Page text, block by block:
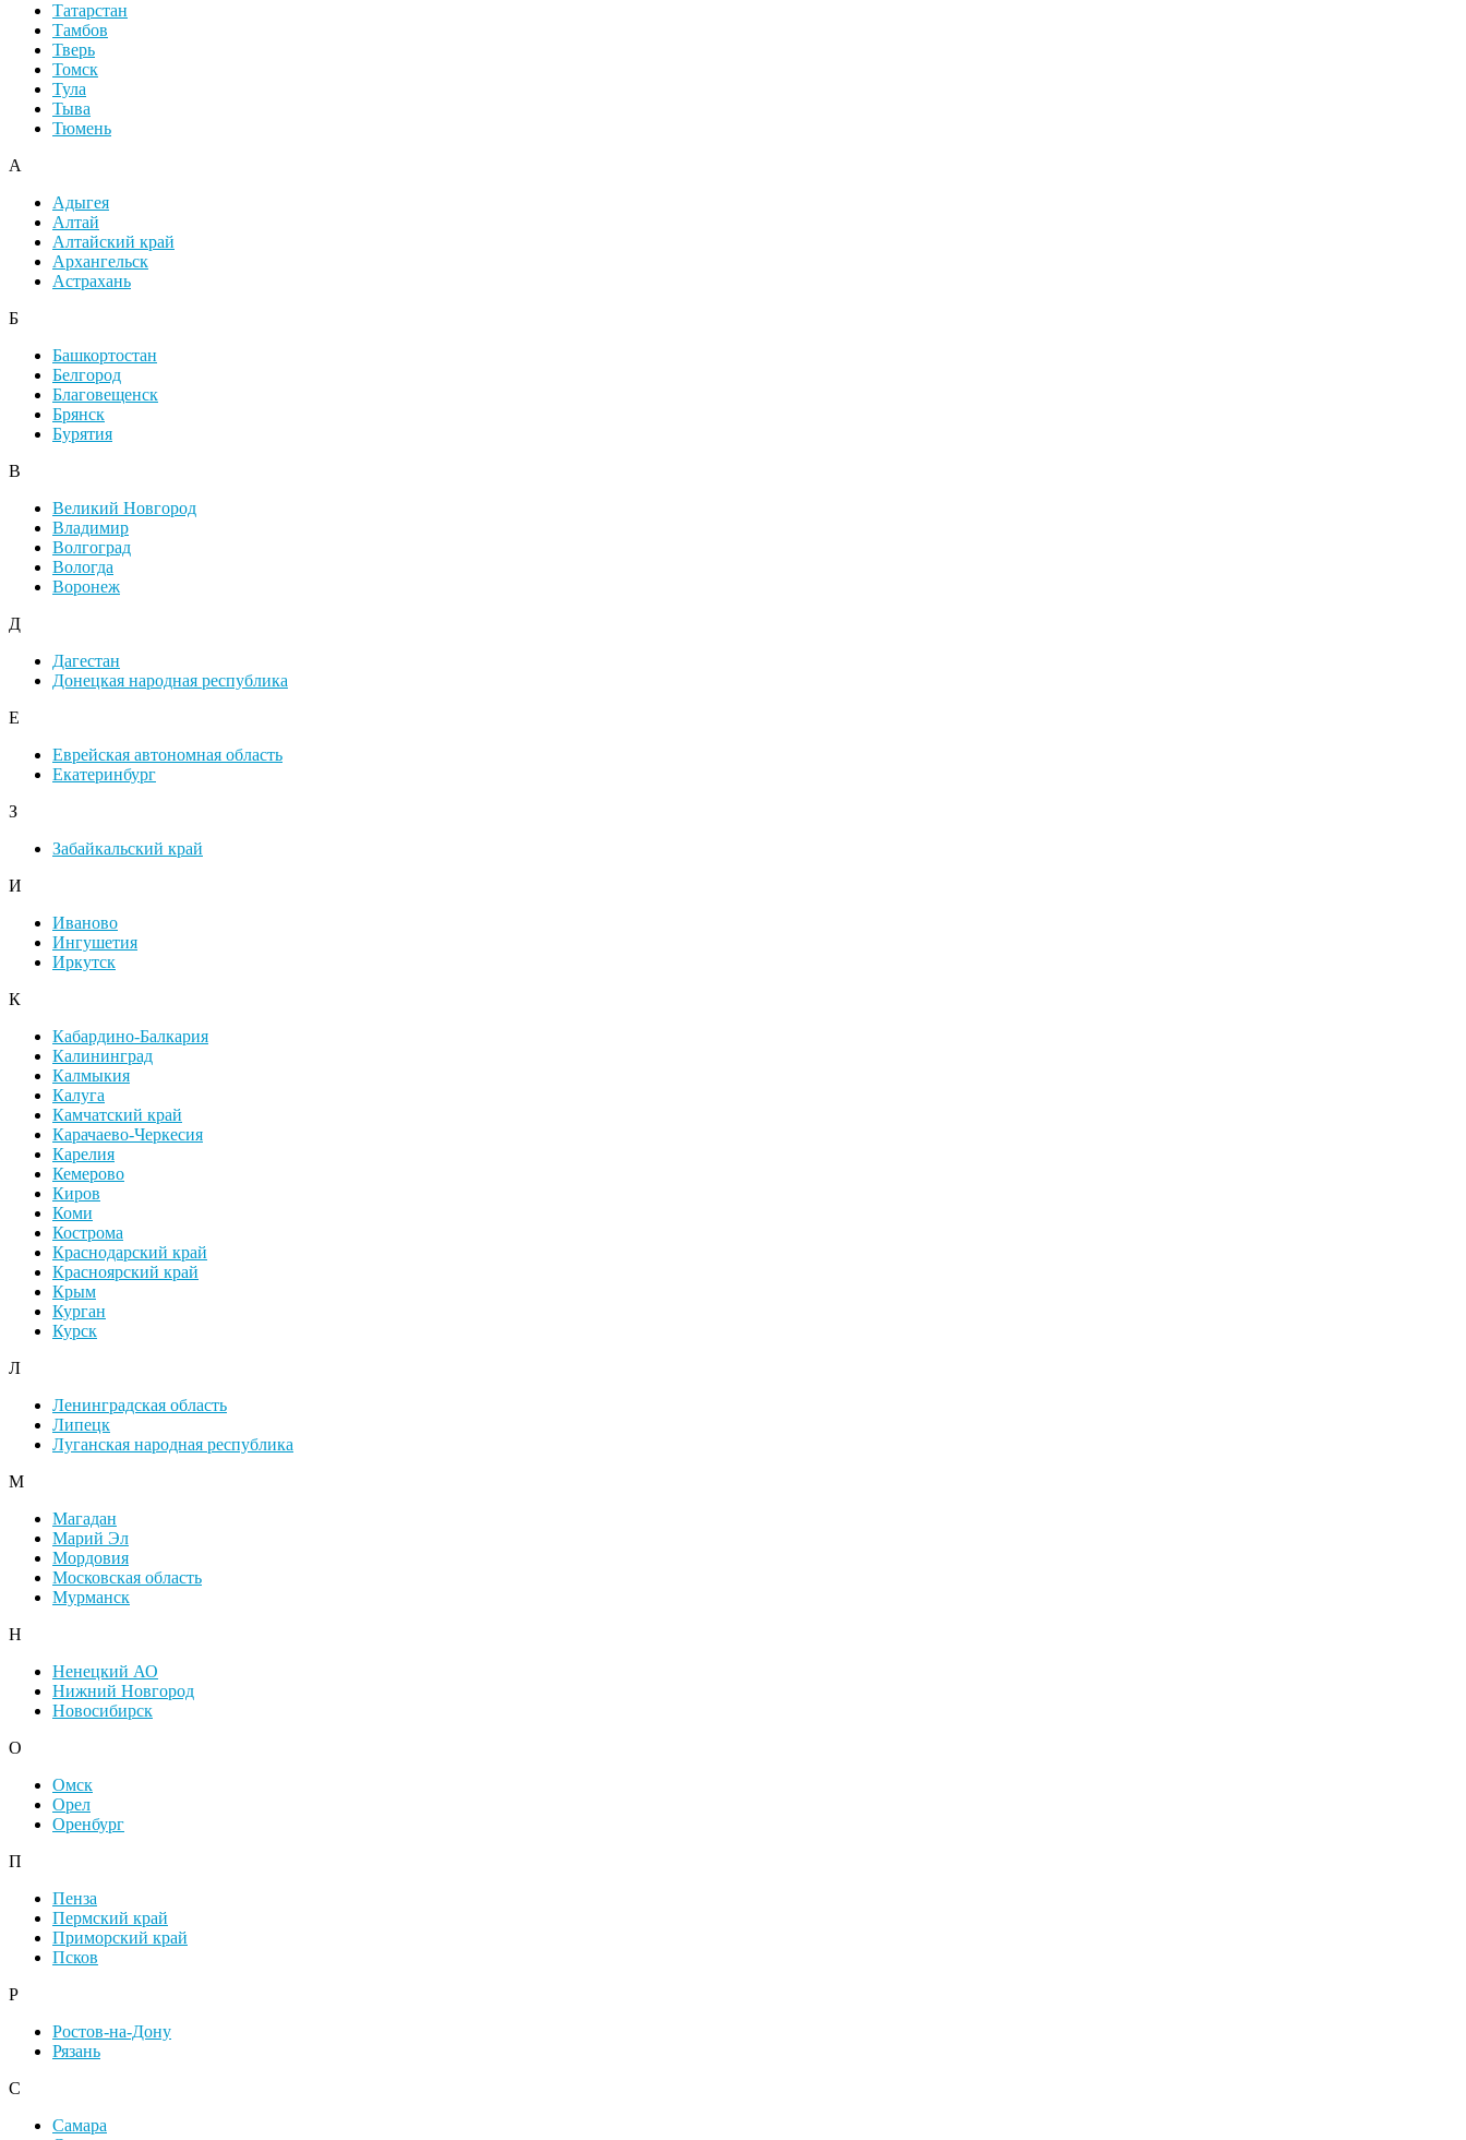
Татарстан
Тамбов
Тверь
Томск
Тула
Тыва
Тюмень
А
Адыгея
Алтай
Алтайский край
Архангельск
Астрахань
Б
Башкортостан
Белгород
Благовещенск
Брянск
Бурятия
В
Великий Новгород
Владимир
Волгоград
Вологда
Воронеж
Д
Дагестан
Донецкая народная республика
Е
Еврейская автономная область
Екатеринбург
З
Забайкальский край
И
Иваново
Ингушетия
Иркутск
К
Кабардино-Балкария
Калининград
Калмыкия
Калуга
Камчатский край
Карачаево-Черкесия
Карелия
Кемерово
Киров
Коми
Кострома
Краснодарский край
Красноярский край
Крым
Курган
Курск
Л
Ленинградская область
Липецк
Луганская народная республика
М
Магадан
Марий Эл
Мордовия
Московская область
Мурманск
Н
Ненецкий АО
Нижний Новгород
Новосибирск
О
Омск
Орел
Оренбург
П
Пенза
Пермский край
Приморский край
Псков
Р
Ростов-на-Дону
Рязань
С
Самара